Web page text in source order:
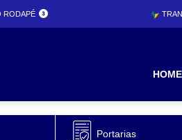
RODAPÉ
HOME
Portarias